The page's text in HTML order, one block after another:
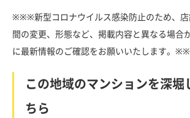
※※※新型コロナウイルス感染防止のため、
間の変更、形態など、掲載内容と異なる場合
に最新情報のご確認をお願いいたします。
この地域のマンションを深堀
ちら